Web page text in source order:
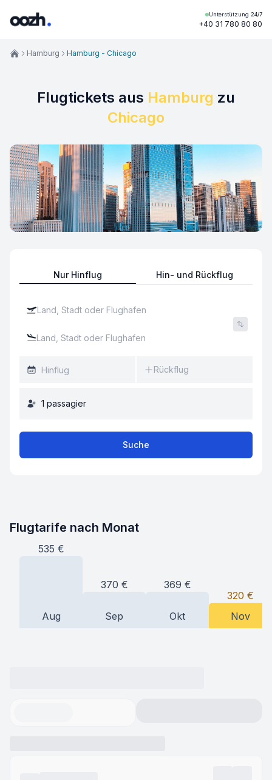
Unterstützung 24/7
+40 31 780 80 80
Flugtickets aus Hamburg zu
Chicago
Nur Hinflug Hin- und Rückflug
Rückflug
1 passagier
Suche
Hamburg Hamburg - Chicago
Flugtarife nach Monat
535 €
Aug
370 €
Sep
369 €
Okt
320 €
Nov